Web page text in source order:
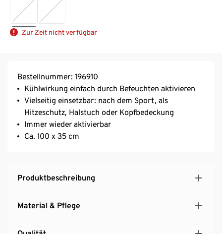
Zur Zeit nicht verfügbar
Bestellnummer: 196910
Kühlwirkung einfach durch Befeuchten aktivieren
Vielseitig einsetzbar: nach dem Sport, als
Hitzeschutz, Halstuch oder Kopfbedeckung
Immer wieder aktivierbar
Ca. 100 x 35 cm
Produktbeschreibung
Material & Pflege